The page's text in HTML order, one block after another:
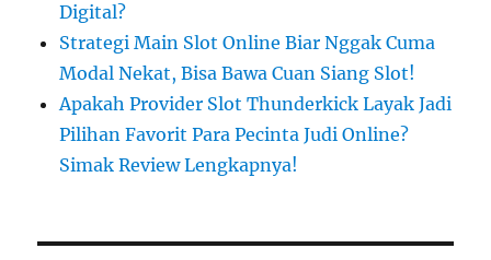
Digital?
Strategi Main Slot Online Biar Nggak Cuma
Modal Nekat, Bisa Bawa Cuan Siang Slot!
Apakah Provider Slot Thunderkick Layak Jadi
Pilihan Favorit Para Pecinta Judi Online?
Simak Review Lengkapnya!